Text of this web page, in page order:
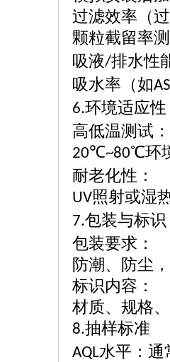
过滤效率（
颗粒截留率
吸液/排水性
吸水率（如
6.环境适应性
高低温测试：
20℃~80℃环
耐老化性：
UV照射或湿
7.包装与标识
包装要求：
防潮、防尘
标识内容：
材质、规格
8.抽样标准
AQL水平：通